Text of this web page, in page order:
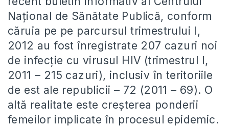
Naţional de Sănătate Publică, conform
căruia pe pe parcursul trimestrului I,
2012 au fost înregistrate 207 cazuri noi
de infecţie cu virusul HIV (trimestrul I,
2011 – 215 cazuri), inclusiv în teritoriile
de est ale republicii – 72 (2011 – 69). O
altă realitate este creșterea ponderii
femeilor implicate în procesul epidemic.